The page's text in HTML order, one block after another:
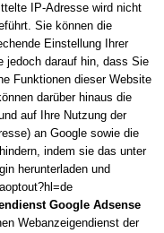
IP-Adresse wird nicht
Sie können die
Einstellung Ihrer
jedoch darauf hin, dass Sie
Funktionen dieser Website
darüber hinaus die
auf Ihre Nutzung der
an Google sowie die
indem sie das unter
herunterladen und
Google Adsense
Webanzeigendienst der